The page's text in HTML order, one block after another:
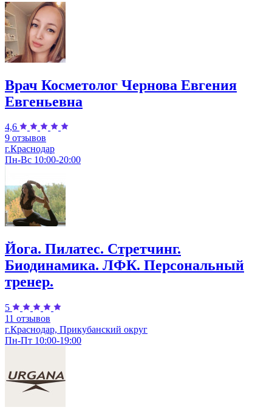
Врач Косметолог Чернова Евгения
Евгеньевна
4,6
9 отзывов
г.Краснодар
Пн-Вс 10:00-20:00
Йога. Пилатес. Стретчинг.
Биодинамика. ЛФК. Персональный
тренер.
5
11 отзывов
г.Краснодар, Прикубанский округ
Пн-Пт 10:00-19:00